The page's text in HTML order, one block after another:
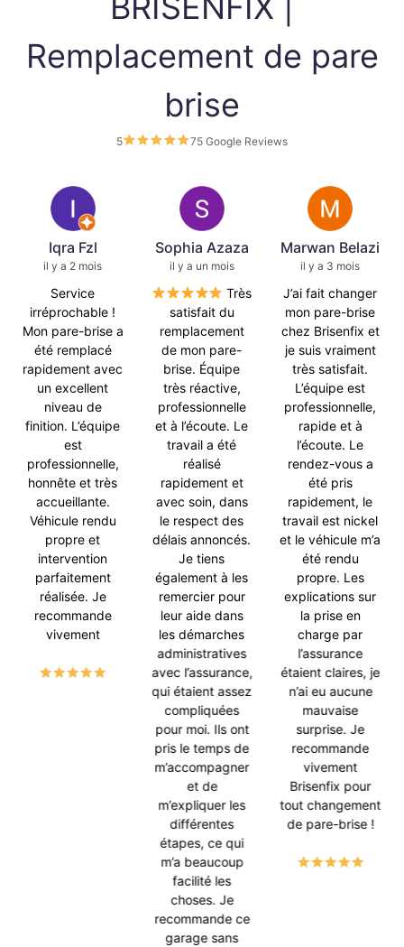
Remplacement de pare
brise
5 75 Google Reviews
Iqra Fzl
il y a 2 mois
Service
irréprochable !
Mon pare-brise a
été remplacé
rapidement avec
un excellent
niveau de
finition. L’équipe
est
professionnelle,
honnête et très
accueillante.
Véhicule rendu
propre et
intervention
parfaitement
réalisée. Je
recommande
vivement
Sophia Azaza
il y a un mois
Très
satisfait du
remplacement
de mon pare-
brise. Équipe
très réactive,
professionnelle
et à l’écoute. Le
travail a été
réalisé
rapidement et
avec soin, dans
le respect des
délais annoncés.
Je tiens
également à les
remercier pour
leur aide dans
les démarches
administratives
avec l’assurance,
qui étaient assez
compliquées
pour moi. Ils ont
pris le temps de
m’accompagner
et de
m’expliquer les
différentes
étapes, ce qui
m’a beaucoup
facilité les
choses. Je
recommande ce
garage sans
Marwan Belazi
il y a 3 mois
J’ai fait changer
mon pare-brise
chez Brisenfix et
je suis vraiment
très satisfait.
L’équipe est
professionnelle,
rapide et à
l’écoute. Le
rendez-vous a
été pris
rapidement, le
travail est nickel
et le véhicule m’a
été rendu
propre. Les
explications sur
la prise en
charge par
l’assurance
étaient claires, je
n’ai eu aucune
mauvaise
surprise. Je
recommande
vivement
Brisenfix pour
tout changement
de pare-brise !